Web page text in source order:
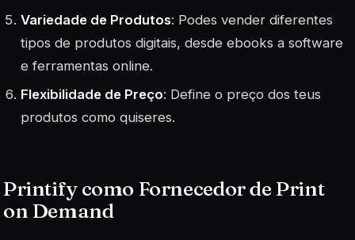
Variedade de Produtos: Podes vender diferentes
tipos de produtos digitais, desde ebooks a software
e ferramentas online.
Flexibilidade de Preço: Define o preço dos teus
produtos como quiseres.
Printify como Fornecedor de Print
on Demand